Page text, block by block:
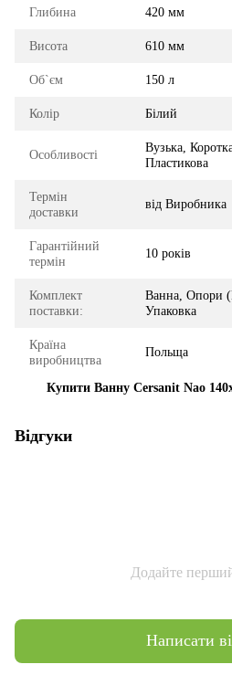
Глибина 420 мм
Висота 610 мм
Об`єм 150 л
Колір Білий
Особливості
Вузька,
Пластикова
Термін
доставки
від Виробника
Гарантійний
термін
10 років
Комплект
поставки:
Ванна, Опори
Упаковка
Країна
виробництва
Польща
Купити Ванну Cersanit Nao
Відгуки
Додайте
Написати